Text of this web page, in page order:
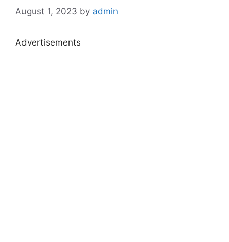
August 1, 2023 by admin
Advertisements